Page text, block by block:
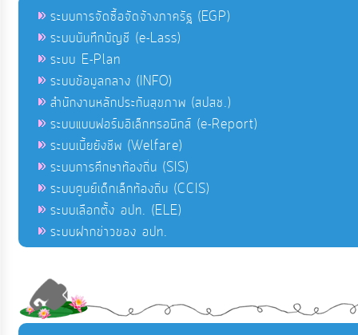
ระบบการจัดซื้อจัดจ้างภาครัฐ (EGP)
ระบบบันทึกบัญชี (e-Lass)
ระบบ E-Plan
ระบบข้อมูลกลาง (INFO)
สำนักงานหลักประกันสุขภาพ (สปสช.)
ระบบแบบฟอร์มอิเล็กทรอนิกส์ (e-Report)
ระบบเบี้ยยังชีพ (Welfare)
ระบบการศึกษาท้องถิ่น (SIS)
ระบบศูนย์เด็กเล็กท้องถิ่น (CCIS)
ระบบเลือกตั้ง อปท. (ELE)
ระบบฝากข่าวของ อปท.